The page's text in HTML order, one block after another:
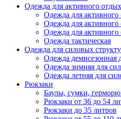
Одежда для активного
Одежда для активного
Одежда для
Одежда для активного
Одежда тактическая
Одежда для силовых
Одежда демисезонная
Одежда зимняя для
Одежда летняя для
Рюкзаки
Баулы, сумки,
Рюкзаки от 36 до 54
Рюкзаки до 35 литров